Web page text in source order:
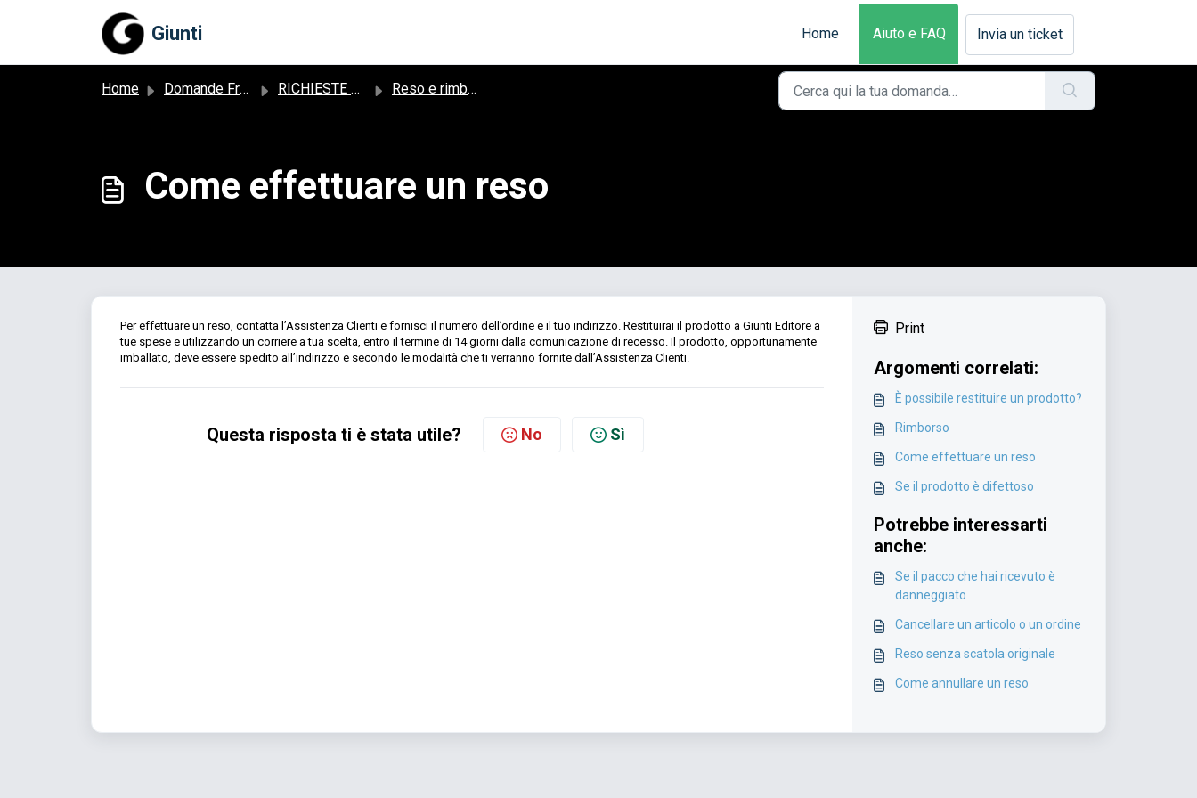
Giunti Home Aiuto e FAQ Invia un ticket
Home Domande Frequenti (FAQ) RICHIESTE RELATIVE AD UN ORDINE Reso e rimborso
Come effettuare un reso
Per effettuare un reso, contatta l’Assistenza Clienti e fornisci il numero dell’ordine e il tuo indirizzo. Restituirai il prodotto a Giunti Editore a
tue spese e utilizzando un corriere a tua scelta, entro il termine di 14 giorni dalla comunicazione di recesso. Il prodotto, opportunamente
imballato, deve essere spedito all’indirizzo e secondo le modalità che ti verranno fornite dall’Assistenza Clienti.
Questa risposta ti è stata utile? No Sì
Print
Argomenti correlati:
È possibile restituire un prodotto?
Rimborso
Come effettuare un reso
Se il prodotto è difettoso
Potrebbe interessarti
anche:
Se il pacco che hai ricevuto è
danneggiato
Cancellare un articolo o un ordine
Reso senza scatola originale
Come annullare un reso